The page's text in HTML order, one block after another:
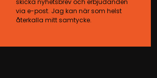
skicka nyhetsbrev och erbjudanden
via e-post. Jag kan när som helst
återkalla mitt samtycke.